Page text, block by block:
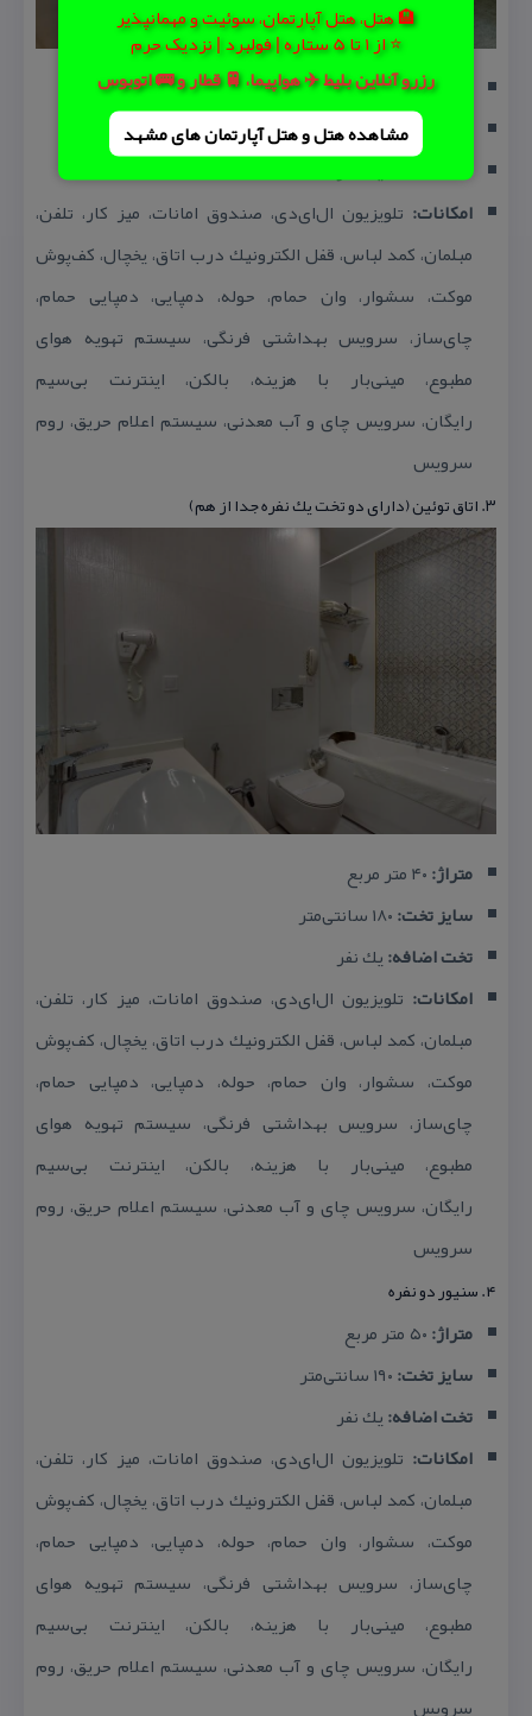
🏨 هتل، هتل آپارتمان، سوئیت و مهمانپذیر
⭐ از 1 تا 5 ستاره | فولبرد | نزدیک حرم
رزرو آنلاین بلیط ✈️ هواپیما، 🚆 قطار و 🚌 اتوبوس
مشاهده هتل و هتل‌ آپارتمان های مشهد
متراژ:۴۰ متر مربع
سایز تخت:۱۹۰ سانتی‌متر
تخت اضافه:یك نفر
امكانات: تلویزیون ال‌ای‌دی، صندوق امانات، میز كار، تلفن،
مبلمان، كمد لباس، قفل الكترونیك درب اتاق، یخچال، كف‌پوش
موكت، سشوار، وان حمام، حوله، دمپایی، دمپایی حمام،
چای‌ساز، سرویس بهداشتی فرنگی، سیستم تهویه هوای
مطبوع، مینی‌بار با هزینه، بالكن، اینترنت بی‌سیم
رایگان، سرویس چای و آب معدنی، سیستم اعلام حریق، روم
سرویس
۳. اتاق توئین (دارای دو تخت یك نفره جدا از هم)
متراژ:
سایز تخت:
تخت اضافه:یك نفر
امكانات: تلویزیون ال‌ای‌دی، صندوق امانات، میز كار، تلفن،
مبلمان، كمد لباس، قفل الكترونیك درب اتاق، یخچال، كف‌پوش
موكت، سشوار، وان حمام، حوله، دمپایی، دمپایی حمام،
چای‌ساز، سرویس بهداشتی فرنگی، سیستم تهویه هوای
مطبوع، مینی‌بار با هزینه، بالكن، اینترنت بی‌سیم
رایگان، سرویس چای و آب معدنی، سیستم اعلام حریق، روم
سرویس
۴. سنیور دو نفره
متراژ:
سایز تخت:
تخت اضافه:یك نفر
امكانات: تلویزیون ال‌ای‌دی، صندوق امانات، میز كار، تلفن،
مبلمان، كمد لباس، قفل الكترونیك درب اتاق، یخچال، كف‌پوش
موكت، سشوار، وان حمام، حوله، دمپایی، دمپایی حمام،
چای‌ساز، سرویس بهداشتی فرنگی، سیستم تهویه هوای
مطبوع، مینی‌بار با هزینه، بالكن، اینترنت بی‌سیم
رایگان، سرویس چای و آب معدنی، سیستم اعلام حریق، روم
سرویس